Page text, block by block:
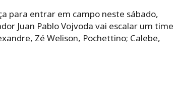
para entrar em campo neste sábado,
Juan Pablo Vojvoda vai escalar um time
Zé Welison, Pochettino; Calebe,